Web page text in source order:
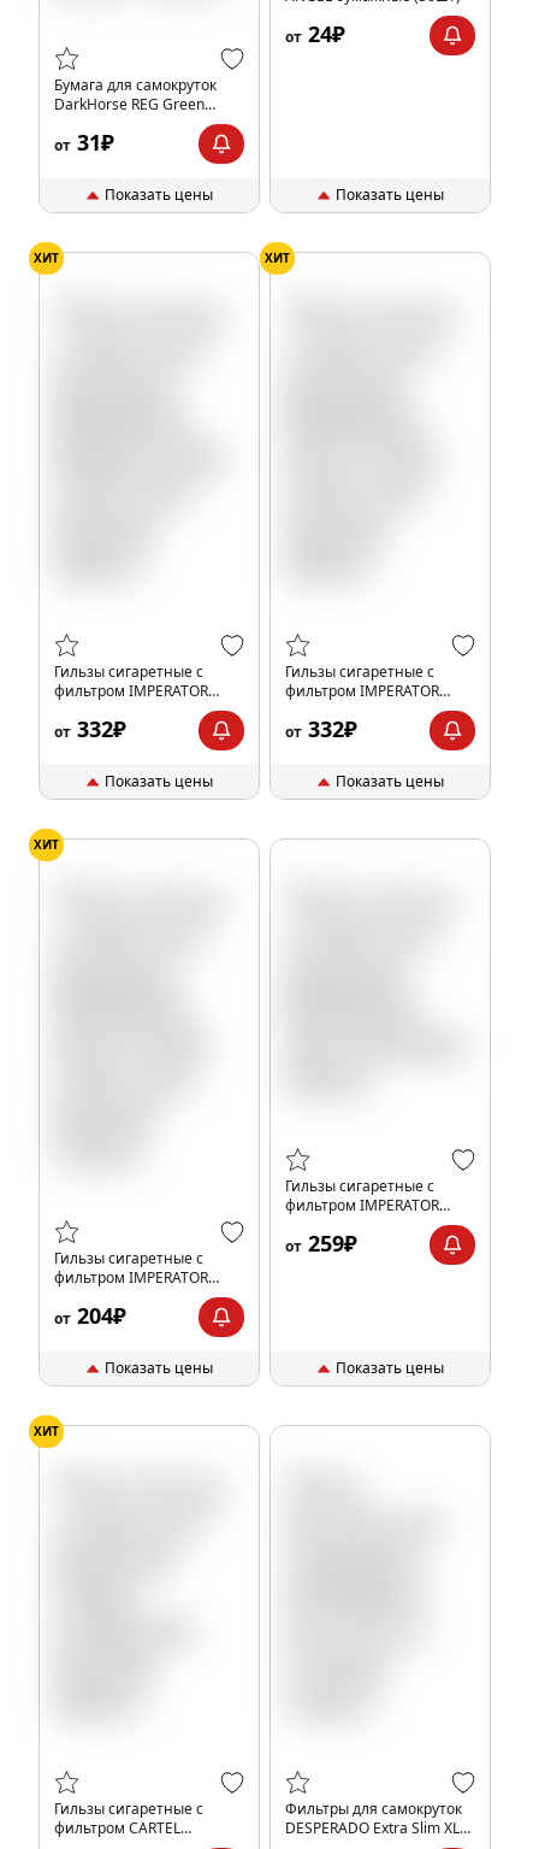
Бумага для самокруток
DarkHorse REG Green
от 31₽
Показать цены
от 24₽
Показать цены
ХИТ
Гильзы сигаретные с
фильтром IMPERATOR
BROWN SUPER LONG GOLD
84x25мм (200шт)
от 332₽
Показать цены
ХИТ
Гильзы сигаретные с
фильтром IMPERATOR
BLACK SUPER LONG GOLD
84x25мм (200шт)
от 332₽
Показать цены
ХИТ
Гильзы сигаретные с
фильтром IMPERATOR
BLACK SUPER LONG GOLD
84x25мм (100шт)
от 204₽
Показать цены
Гильзы сигаретные с
фильтром IMPERATOR
BLACK 84x20мм (200шт)
от 259₽
Показать цены
ХИТ
Гильзы сигаретные с
фильтром CARTEL
Фильтры для самокруток
DESPERADO Extra Slim XL